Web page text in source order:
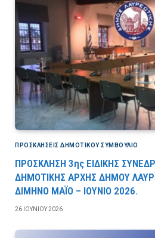
ΠΡΟΣΚΛΉΣΕΙΣ ΔΗΜΟΤΙΚΟΎ ΣΥΜΒΟΎΛΙΟ
ΠΡΟΣΚΛΗΣΗ 3ης ΕΙΔΙΚΗΣ
ΔΗΜΟΤΙΚΗΣ ΑΡΧΗΣ ΔΗΜΟΥ
ΔΙΜΗΝΟ ΜΑΪΟ – ΙΟΥΝΙΟ 2026.
26 ΙΟΥΝΊΟΥ 2026